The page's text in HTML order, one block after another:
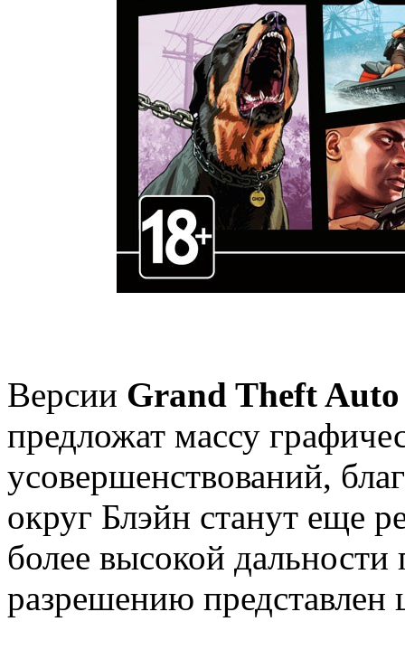
Версии Grand Theft
предложат массу
усовершенствований,
округ Блэйн станут еще
более высокой
разрешению представлен